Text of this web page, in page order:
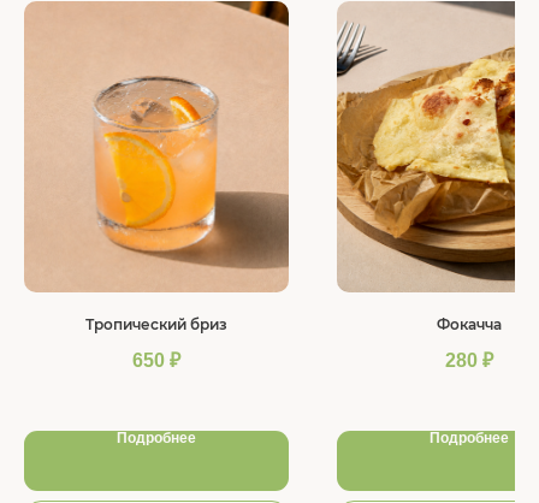
Тропический бриз
650 ₽
Подробнее
Фокачча
280 ₽
Подробнее